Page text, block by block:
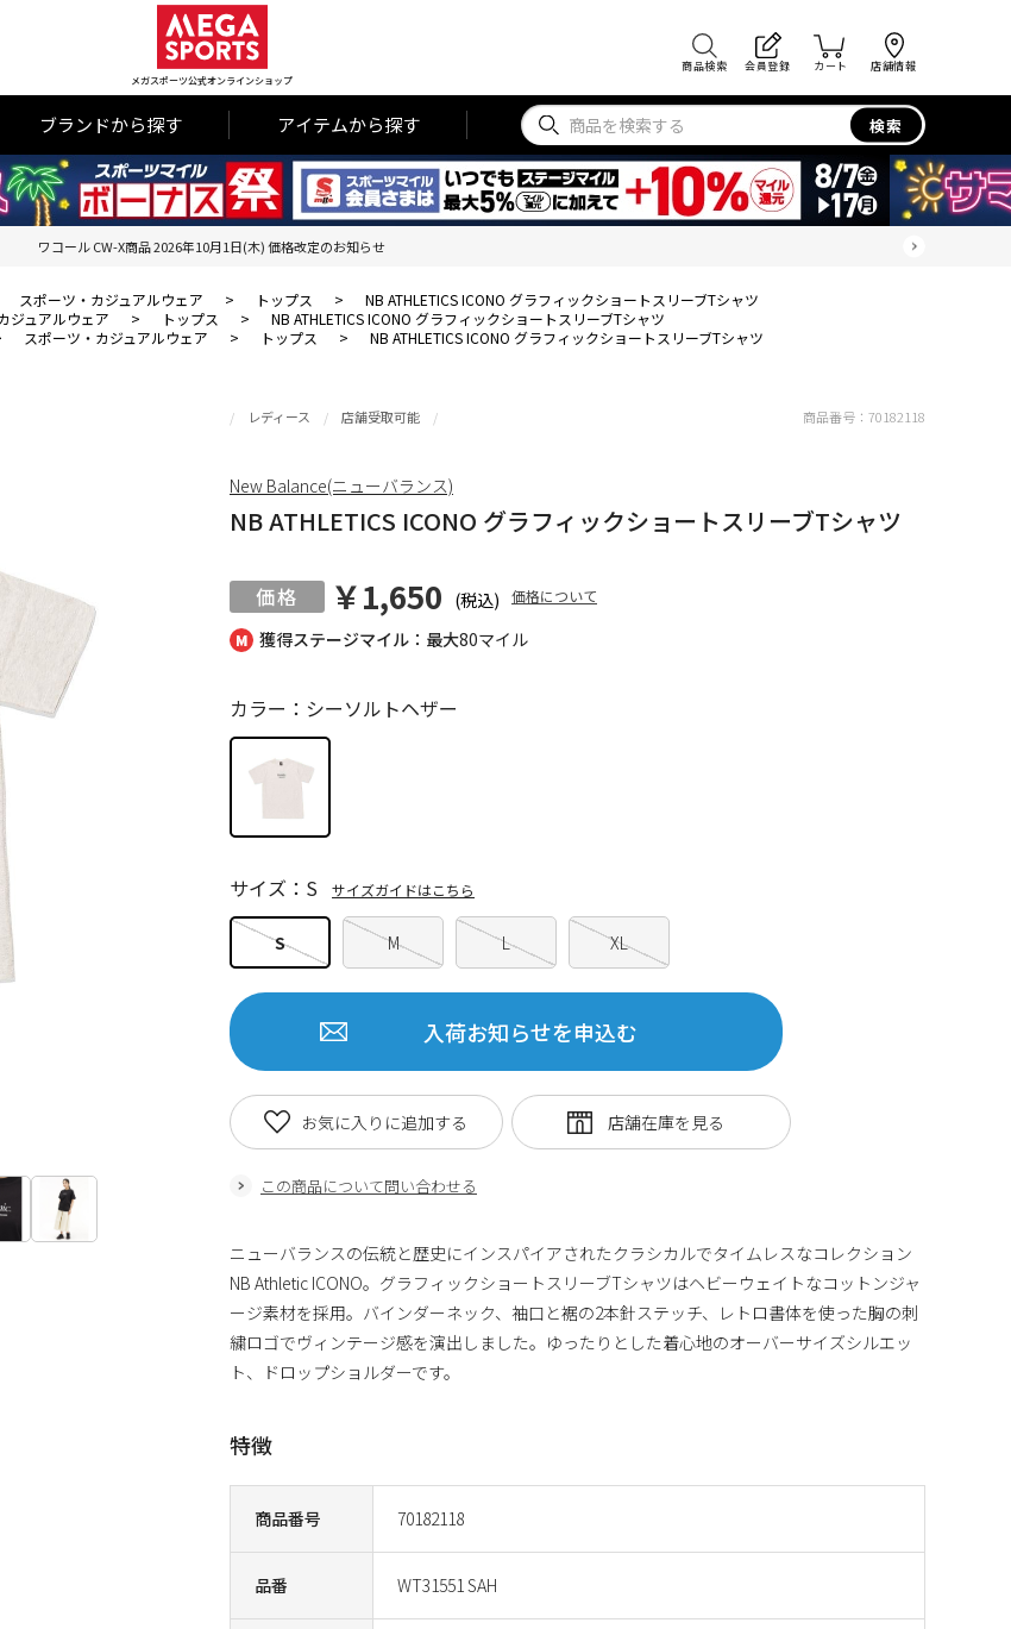
メガスポーツ公式オンラインショップ
商品検索 会員登録 カート 店舗情報
ブランドから探す アイテムから探す 検索
ワコール CW-X商品 2026年10月1日(木) 価格改定のお知らせ
スポーツ・カジュアルウェア > トップス >
NB ATHLETICS ICONO グラフィックショートスリーブTシャツ
ジュアルウェア > トップス >
NB ATHLETICS ICONO グラフィックショートスリーブTシャツ
スポーツ・カジュアルウェア > トップス > NB ATHLETICS ICONO グラフィックショートスリーブTシャツ
獲得ステージマイル：最大80マイル
レディース 店舗受取可能
NB ATHLETICS ICONO グラフィックショートスリーブTシャツ
￥1,650 (税込) 価格について
商品番号 70182118
品番 WT31551 SAH
カラー：シーソルトヘザー
S M L XL
サイズ：S サイズガイドはこちら
入荷お知らせを申込む
この商品について問い合わせる
お気に入りに追加する
商品番号： 70182118
New Balance(ニューバランス)
ニューバランスの伝統と歴史にインスパイアされたクラシカルでタイムレスなコレクション
NB Athletic ICONO。グラフィックショートスリーブTシャツはヘビーウェイトなコットンジャ
ージ素材を採用。バインダーネック、袖口と裾の2本針ステッチ、レトロ書体を使った胸の刺
繍ロゴでヴィンテージ感を演出しました。ゆったりとした着心地のオーバーサイズシルエッ
ト、ドロップショルダーです。
特徴